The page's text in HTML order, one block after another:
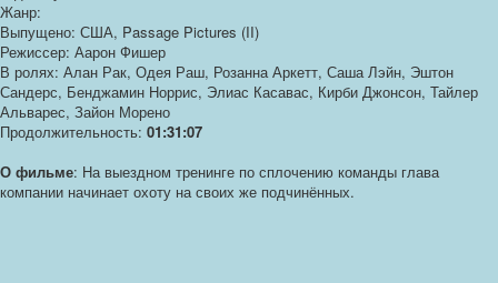
Жанр:
Выпущено: США, Passage Pictures (II)
Режиссер: Аарон Фишер
В ролях: Алан Рак, Одея Раш, Розанна Аркетт, Саша Лэйн, Эштон
Сандерс, Бенджамин Норрис, Элиас Касавас, Кирби Джонсон, Тайлер
Альварес, Зайон Морено
Продолжительность: 01:31:07
О фильме: На выездном тренинге по сплочению команды глава
компании начинает охоту на своих же подчинённых.